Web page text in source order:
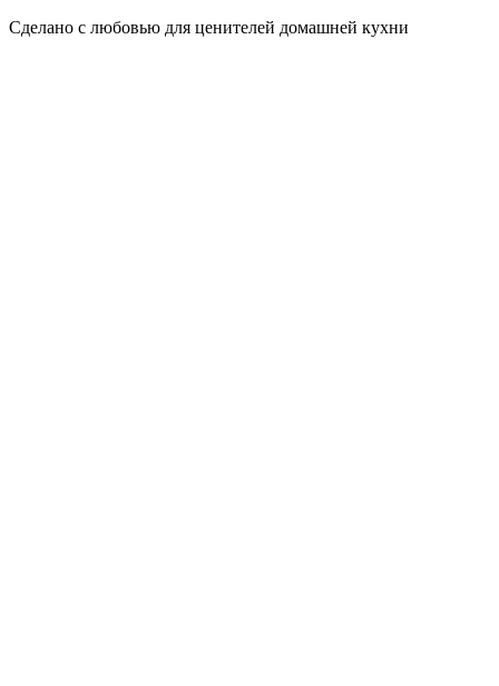
Сделано с любовью для ценителей домашней кухни